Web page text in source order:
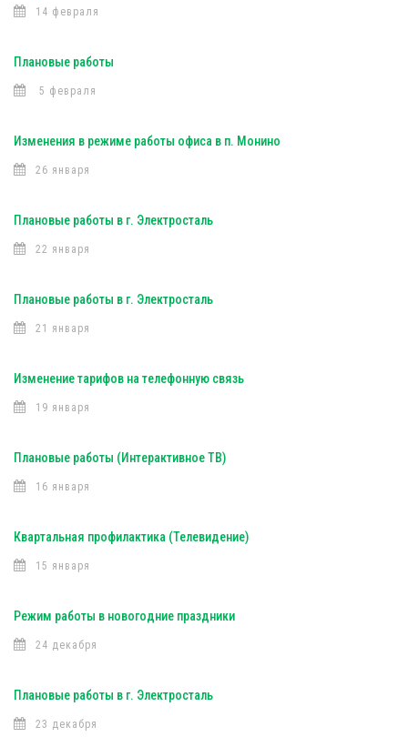
14 февраля
Плановые работы
5 февраля
Изменения в режиме работы офиса в п. Монино
26 января
Плановые работы в г. Электросталь
22 января
Плановые работы в г. Электросталь
21 января
Изменение тарифов на телефонную связь
19 января
Плановые работы (Интерактивное ТВ)
16 января
Квартальная профилактика (Телевидение)
15 января
Режим работы в новогодние праздники
24 декабря
Плановые работы в г. Электросталь
23 декабря